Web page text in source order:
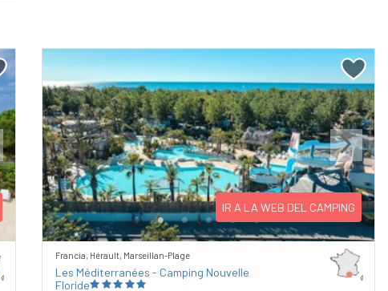
Previous Next
IR A LA WEB DEL CAMPING
Francia, Hérault, Marseillan-Plage
Les Méditerranées - Camping Nouvelle
Floride